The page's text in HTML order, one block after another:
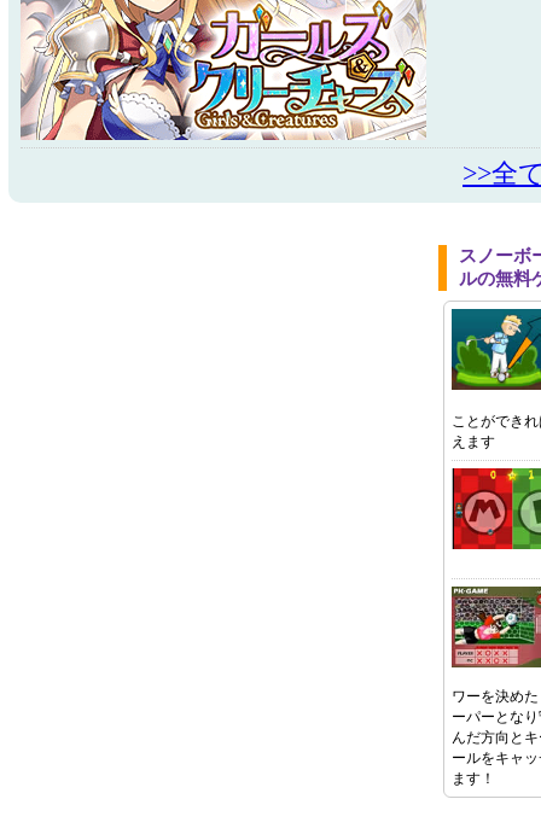
>>全
スノーボ
ルの無料
ことができ
えます
ワーを決め
ーパーとな
んだ方向と
ールをキャ
ます！